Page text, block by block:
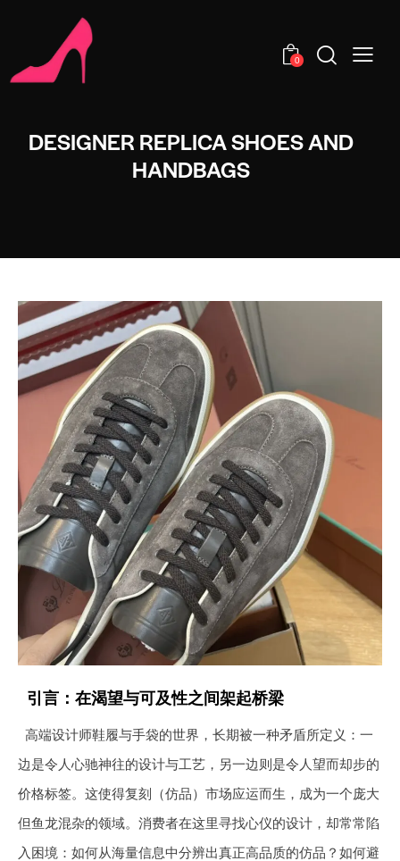
0
DESIGNER REPLICA SHOES AND
HANDBAGS
引言：在渴望与可及性之间架起桥梁
高端设计师鞋履与手袋的世界，长期被一种矛盾所定义：一
边是令人心驰神往的设计与工艺，另一边则是令人望而却步的
价格标签。这使得复刻（仿品）市场应运而生，成为一个庞大
但鱼龙混杂的领域。消费者在这里寻找心仪的设计，却常常陷
入困境：如何从海量信息中分辨出真正高品质的仿品？如何避